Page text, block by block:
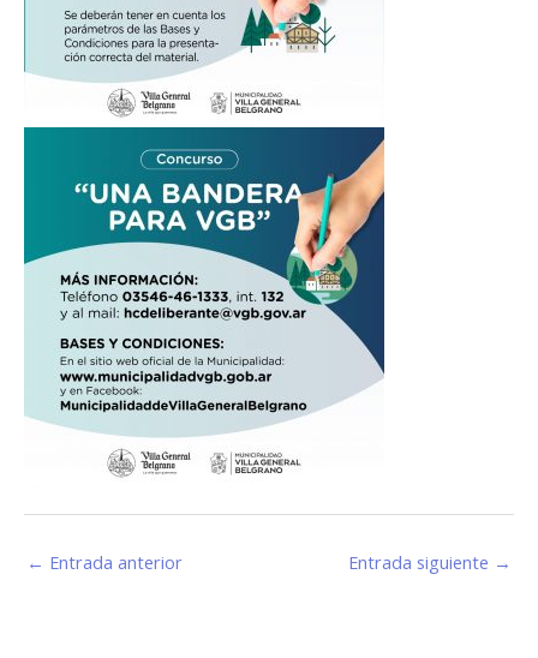
← Entrada anterior Entrada siguiente →